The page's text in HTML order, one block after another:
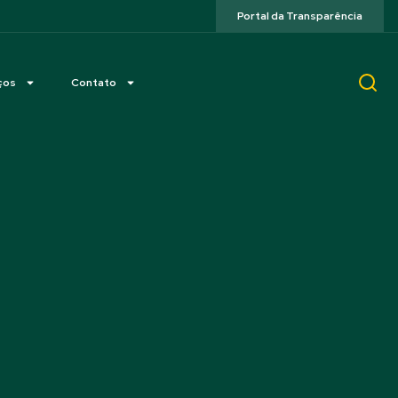
Portal da Transparência
Contato